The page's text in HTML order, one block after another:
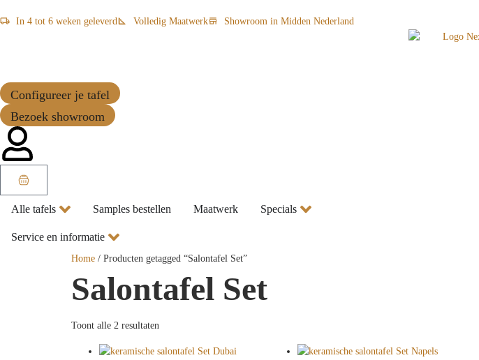
In 4 tot 6 weken geleverd Volledig Maatwerk Showroom in Midden Nederland
Configureer je tafel
Bezoek showroom
Alle tafels Samples bestellen Maatwerk Specials
Service en informatie
Home / Producten getagged “Salontafel Set”
Salontafel Set
Toont alle 2 resultaten